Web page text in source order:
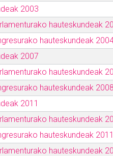
2003
hauteskundeak
hauteskundeak
2007
hauteskundeak
hauteskundeak 2008
2011
hauteskundeak
hauteskundeak 2011
hauteskundeak